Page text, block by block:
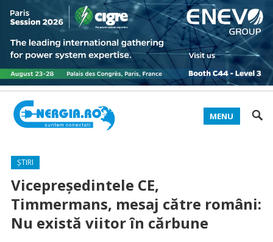
MENU
ȘTIRI
Vicepreședintele CE,
Timmermans, mesaj către români:
Nu există viitor în cărbune